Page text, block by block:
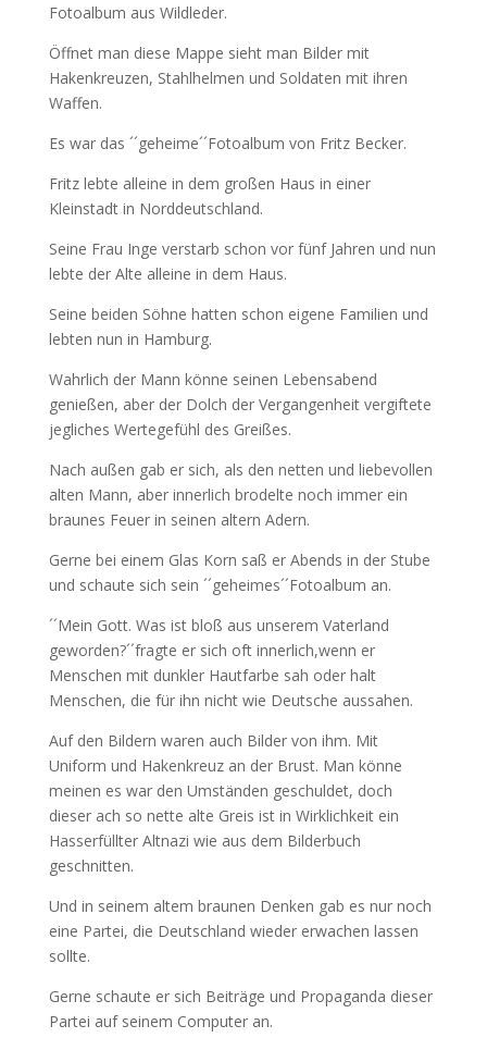
Fotoalbum aus Wildleder.
Öffnet man diese Mappe sieht man Bilder mit
Hakenkreuzen, Stahlhelmen und Soldaten mit ihren
Waffen.
Es war das ´´geheime´´Fotoalbum von Fritz Becker.
Fritz lebte alleine in dem großen Haus in einer
Kleinstadt in Norddeutschland.
Seine Frau Inge verstarb schon vor fünf Jahren und nun
lebte der Alte alleine in dem Haus.
Seine beiden Söhne hatten schon eigene Familien und
lebten nun in Hamburg.
Wahrlich der Mann könne seinen Lebensabend
genießen, aber der Dolch der Vergangenheit vergiftete
jegliches Wertegefühl des Greißes.
Nach außen gab er sich, als den netten und liebevollen
alten Mann, aber innerlich brodelte noch immer ein
braunes Feuer in seinen altern Adern.
Gerne bei einem Glas Korn saß er Abends in der Stube
und schaute sich sein ´´geheimes´´Fotoalbum an.
´´Mein Gott. Was ist bloß aus unserem Vaterland
geworden?´´fragte er sich oft innerlich,wenn er
Menschen mit dunkler Hautfarbe sah oder halt
Menschen, die für ihn nicht wie Deutsche aussahen.
Auf den Bildern waren auch Bilder von ihm. Mit
Uniform und Hakenkreuz an der Brust. Man könne
meinen es war den Umständen geschuldet, doch
dieser ach so nette alte Greis ist in Wirklichkeit ein
Hasserfüllter Altnazi wie aus dem Bilderbuch
geschnitten.
Und in seinem altem braunen Denken gab es nur noch
eine Partei, die Deutschland wieder erwachen lassen
sollte.
Gerne schaute er sich Beiträge und Propaganda dieser
Partei auf seinem Computer an.